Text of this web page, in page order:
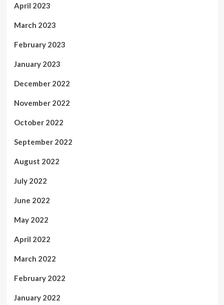
April 2023
March 2023
February 2023
January 2023
December 2022
November 2022
October 2022
September 2022
August 2022
July 2022
June 2022
May 2022
April 2022
March 2022
February 2022
January 2022